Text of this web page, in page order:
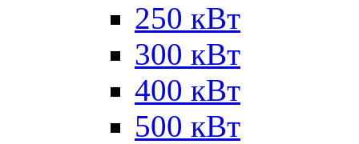
250 кВт
300 кВт
400 кВт
500 кВт